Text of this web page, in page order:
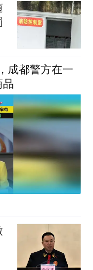
成都警方在一
品